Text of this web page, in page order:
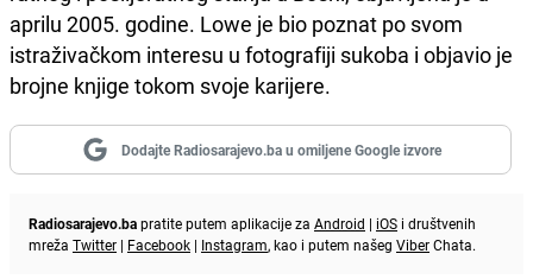
aprilu 2005. godine. Lowe je bio poznat po svom
istraživačkom interesu u fotografiji sukoba i objavio je
brojne knjige tokom svoje karijere.
Dodajte Radiosarajevo.ba u omiljene Google izvore
Radiosarajevo.bapratite putem aplikacije za Android | iOS i društvenih
mreža Twitter | Facebook | Instagram, kao i putem našeg ViberChata.